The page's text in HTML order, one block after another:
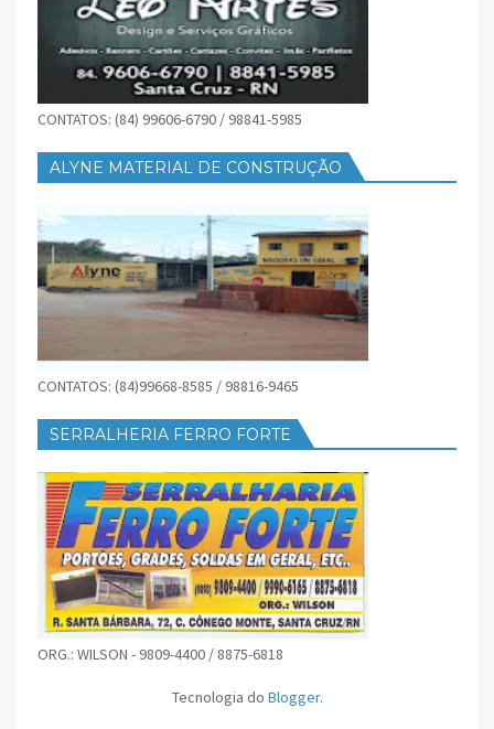
CONTATOS: (84) 99606-6790 / 98841-5985
ALYNE MATERIAL DE CONSTRUÇÃO
CONTATOS: (84)99668-8585 / 98816-9465
SERRALHERIA FERRO FORTE
ORG.: WILSON - 9809-4400 / 8875-6818
Tecnologia do Blogger.